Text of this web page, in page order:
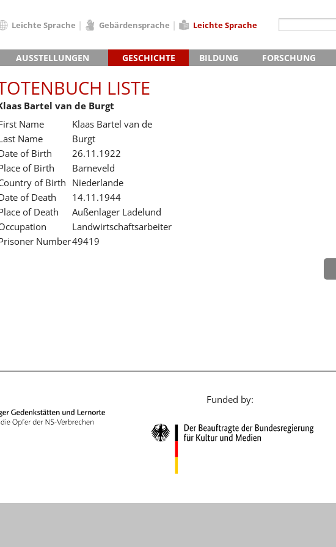
AUSSTELLUNGEN
Lager-SS
Klinkerwerk
Walther-Werke
Gefängnismauer
Haus des Gedenkens
GESCHICHTE
Die Geschichte des Lagers ab 1945
Totenbuch
BILDUNG FORSCHUNG
Leichte Sprache
English
Dansk
Español
Italiano
Nederlands
Português
Türkçe
Yкраїнський
Русский
עברית
Gebärdensprache Leichte Sprache
LISTE
Bartel van de Burgt
Name
Klaas Bartel van de
Name
Burgt
of Birth
26.11.1922
of Birth
Barneveld
of Birth Niederlande
of Death
14.11.1944
of Death
Außenlager Ladelund
Landwirtschaftsarbeiter
Number49419
Funded by: